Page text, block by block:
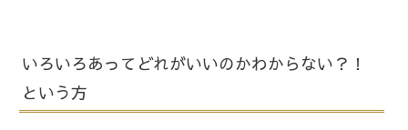
いろいろあってどれがいいのかわからない？！
という方